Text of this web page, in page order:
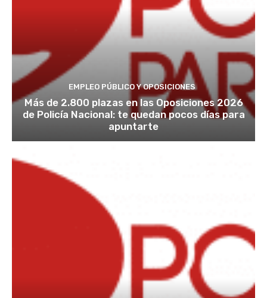
EMPLEO PÚBLICO Y OPOSICIONES
Más de 2.800 plazas en las Oposiciones 2026
de Policía Nacional: te quedan pocos días para
apuntarte